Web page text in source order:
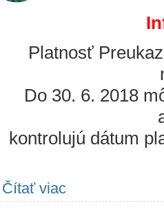
Platnosť
Do 30. 6. 2018
kontrolujú dátum
Čítať viac